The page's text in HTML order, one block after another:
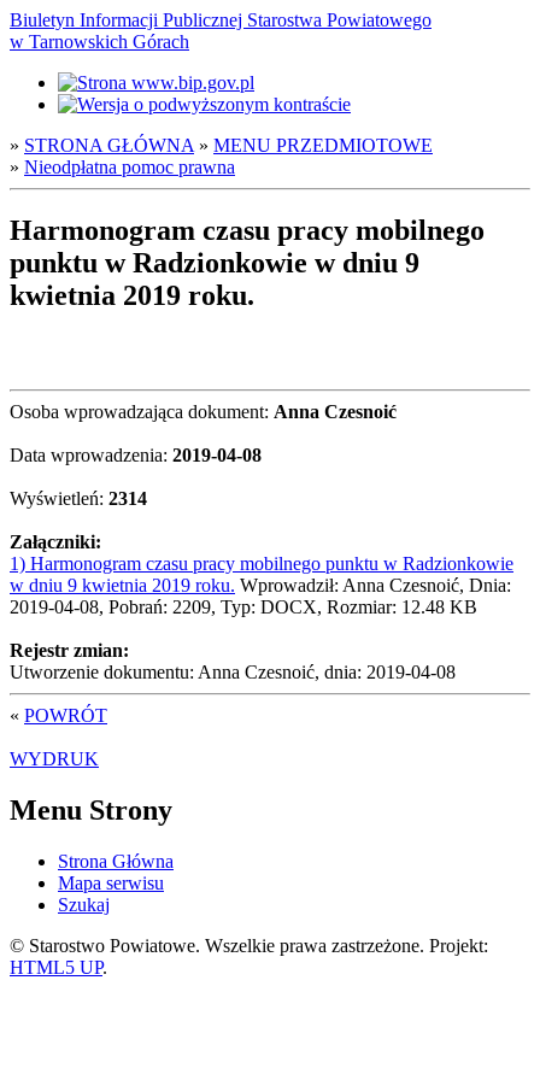
Biuletyn Informacji Publicznej Starostwa Powiatowego
w Tarnowskich Górach
» STRONA GŁÓWNA » MENU PRZEDMIOTOWE
» Nieodpłatna pomoc prawna
Harmonogram czasu pracy mobilnego
punktu w Radzionkowie w dniu 9
kwietnia 2019 roku.
Osoba wprowadzająca dokument: Anna Czesnoić
Data wprowadzenia: 2019-04-08
Wyświetleń: 2314
Załączniki:
1) Harmonogram czasu pracy mobilnego punktu w Radzionkowie
w dniu 9 kwietnia 2019 roku. Wprowadził: Anna Czesnoić, Dnia:
2019-04-08, Pobrań: 2209, Typ: DOCX, Rozmiar: 12.48 KB
Rejestr zmian:
Utworzenie dokumentu: Anna Czesnoić, dnia: 2019-04-08
« POWRÓT
WYDRUK
Menu Strony
Strona Główna
Mapa serwisu
Szukaj
© Starostwo Powiatowe. Wszelkie prawa zastrzeżone. Projekt:
HTML5 UP.